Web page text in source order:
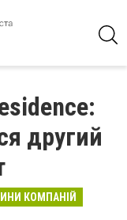
другий
КОМПАНІЙ